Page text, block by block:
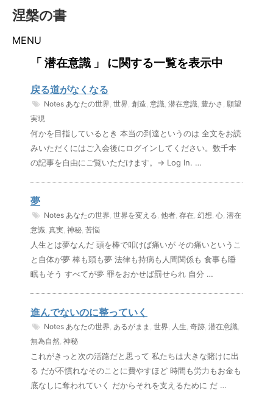
涅槃の書
MENU
「 潜在意識 」 に関する一覧を表示中
戻る道がなくなる
Notes あなたの世界, 世界, 創造, 意識, 潜在意識, 豊かさ , 願望
実現
何かを目指しているとき 本当の到達というのは 全文をお読
みいただくにはご入会後にログインしてください。数千本
の記事を自由にご覧いただけます。→ Log In. …
夢
Notes あなたの世界, 世界を変える, 他者, 存在, 幻想, 心, 潜在
意識, 真実, 神秘, 苦悩
人生とは夢なんだ 頭を棒で叩けば痛いが その痛いというこ
と自体が夢 棒も頭も夢 法律も持病も人間関係も 食事も睡
眠もそう すべてが夢 罪をおかせば罰せられ 自分 …
進んでないのに整っていく
Notes あなたの世界, あるがまま , 世界, 人生, 奇跡, 潜在意識,
無為自然, 神秘
これがきっと次の活路だと思って 私たちは大きな賭けに出
る だが不慣れなそのことに費やすほど 時間も労力もお金も
底なしに奪われていく だからそれを支えるために だ …